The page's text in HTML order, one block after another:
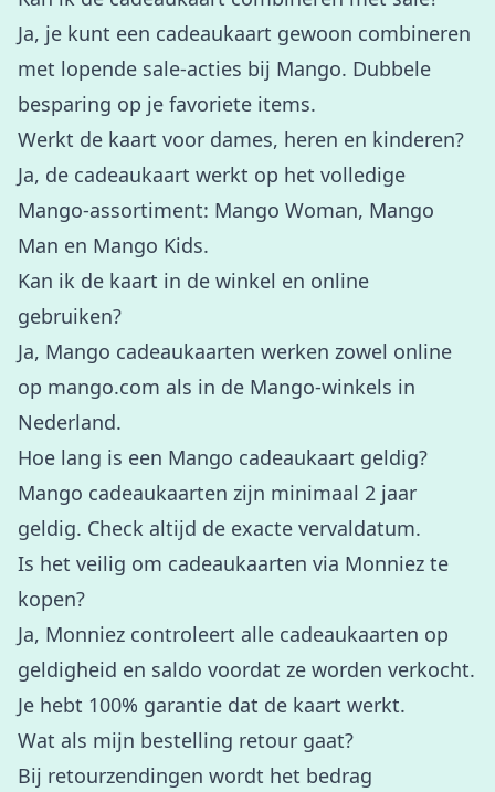
Ja, je kunt een cadeaukaart gewoon combineren
met lopende sale-acties bij Mango. Dubbele
besparing op je favoriete items.
Werkt de kaart voor dames, heren en kinderen?
Ja, de cadeaukaart werkt op het volledige
Mango-assortiment: Mango Woman, Mango
Man en Mango Kids.
Kan ik de kaart in de winkel en online
gebruiken?
Ja, Mango cadeaukaarten werken zowel online
op mango.com als in de Mango-winkels in
Nederland.
Hoe lang is een Mango cadeaukaart geldig?
Mango cadeaukaarten zijn minimaal 2 jaar
geldig. Check altijd de exacte vervaldatum.
Is het veilig om cadeaukaarten via Monniez te
kopen?
Ja, Monniez controleert alle cadeaukaarten op
geldigheid en saldo voordat ze worden verkocht.
Je hebt 100% garantie dat de kaart werkt.
Wat als mijn bestelling retour gaat?
Bij retourzendingen wordt het bedrag